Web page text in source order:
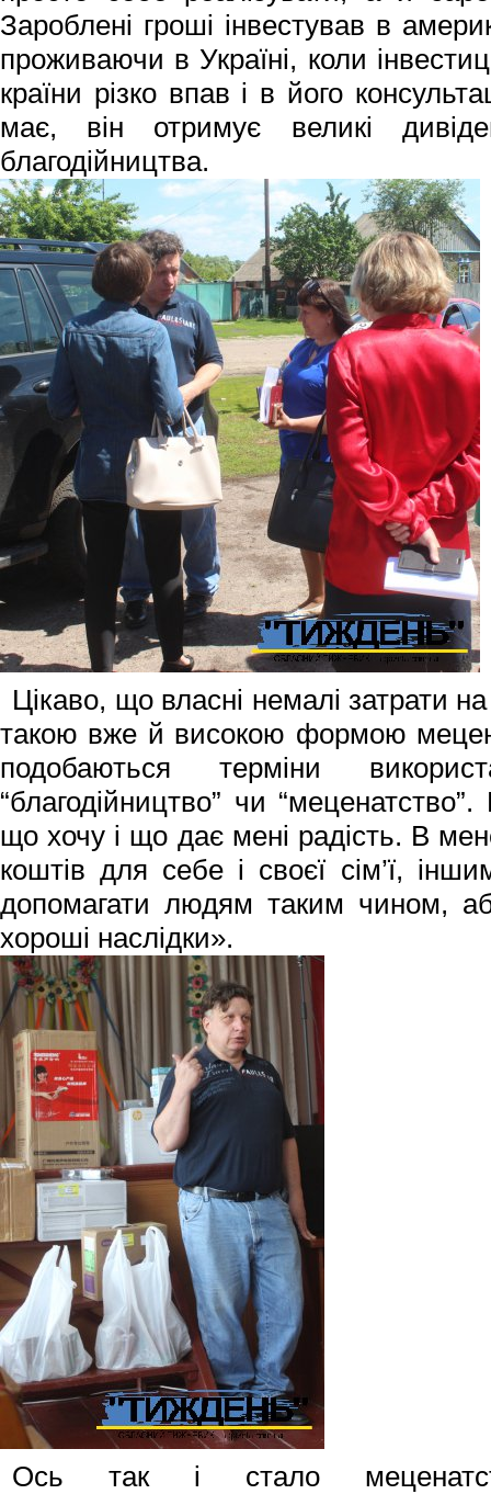
Зароблені гроші інвестував в
проживаючи в Україні, коли
країни різко впав і в його
має, він отримує великі
благодійництва.
Цікаво, що власні немалі затрати
такою вже й високою формою
подобаються терміни
“благодійництво” чи
що хочу і що дає мені радість. В
коштів для себе і своєї сім’ї,
допомагати людям таким чином,
хороші наслідки».
Ось так і стало